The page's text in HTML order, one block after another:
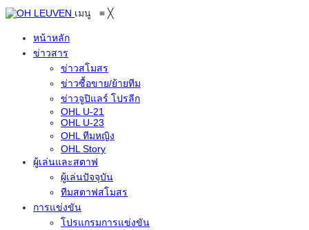
เมนู ≡ ╳
หน้าหลัก
ข่าวสาร
ข่าวสโมสร
ข่าวซื้อขาย/ย้ายทีม
ข่าวจูปิแลร์ โปรลีก
OHL U-21
OHL U-23
OHL ทีมหญิง
OHL Story
ผู้เล่นและสตาฟ
ผู้เล่นปัจจุบัน
ทีมสตาฟสโมสร
การแข่งขัน
โปรแกรมการแข่งขัน